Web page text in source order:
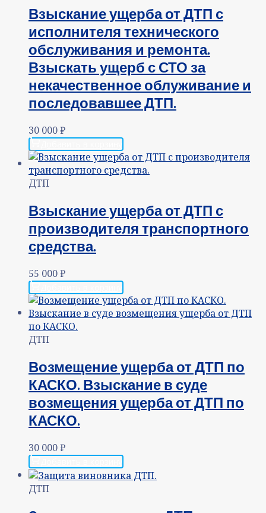
Взыскание ущерба от ДТП с
исполнителя технического
обслуживания и ремонта.
Взыскать ущерб с СТО за
некачественное облуживание и
последовавшее ДТП.
30 000₽
ДТП
Взыскание ущерба от ДТП с
производителя транспортного
средства.
55 000₽
ДТП
Возмещение ущерба от ДТП по
КАСКО. Взыскание в суде
возмещения ущерба от ДТП по
КАСКО.
30 000₽
ДТП